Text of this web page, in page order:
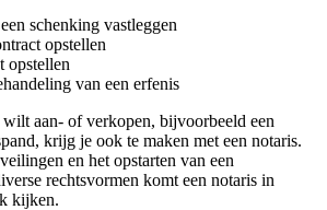
schenking vastleggen
opstellen
opstellen
van een erfenis
aan- of verkopen, bijvoorbeeld een
krijg je ook te maken met een notaris.
en het opstarten van een
rechtsvormen komt een notaris in
kijken.